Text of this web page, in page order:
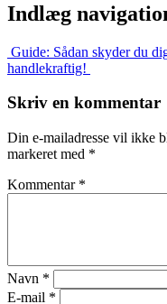
Indlæg
Guide: Sådan skyder du
handlekraftig!
Skriv en kommentar
Din e-mailadresse vil ikke
markeret med *
Kommentar *
Navn *
E-mail *